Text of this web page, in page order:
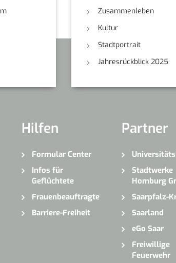
Zusammenleben
Kultur
Stadtportrait
Jahresrückblick 2025
Hilfen
Formular Center
Infos für
Geflüchtete
Frauenbeauftragte
Barriere-Freiheit
Partner
Stadtwerke
Homburg
Saarpfalz-
Saarland
eGo Saar
Freiwillige
Feuerwehr